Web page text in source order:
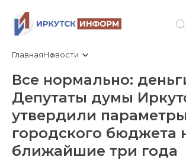
ГлавнаяНовости
Все нормально:
Депутаты думы
утвердили параметры
городского бюджета
ближайшие три года